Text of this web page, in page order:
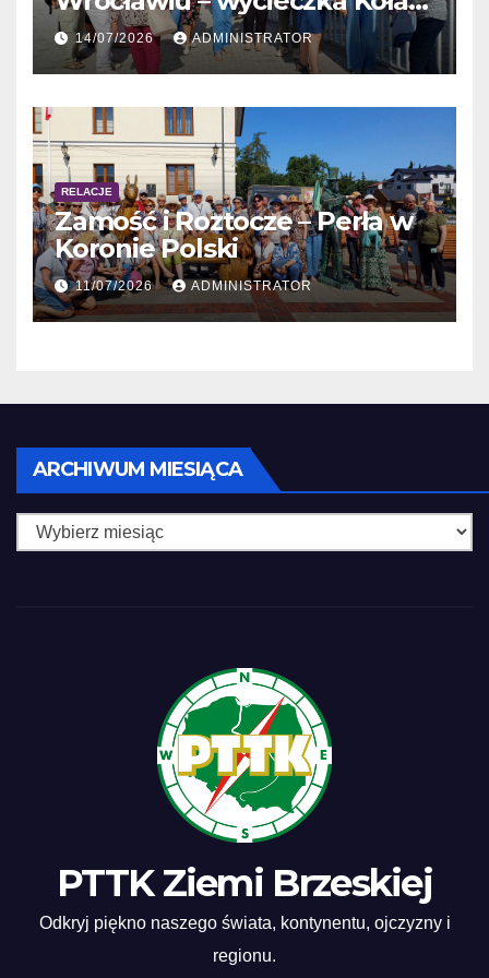
Obieżyświat
14/07/2026 ADMINISTRATOR
RELACJE
Zamość i Roztocze – Perła w
Koronie Polski
11/07/2026 ADMINISTRATOR
ARCHIWUM MIESIĄCA
Archiwum
miesiąca
PTTK Ziemi Brzeskiej
Odkryj piękno naszego świata, kontynentu, ojczyzny i
regionu.